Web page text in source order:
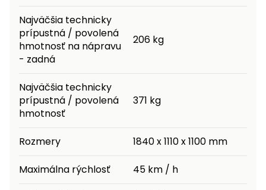
Najväčšia technicky
prípustná / povolená
hmotnosť na nápravu
- zadná
206 kg
Najväčšia technicky
prípustná / povolená
hmotnosť
371 kg
Rozmery 1840 x 1110 x 1100 mm
Maximálna rýchlosť 45 km / h